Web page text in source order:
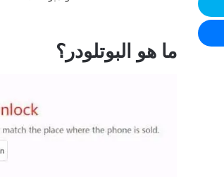
ما هو البوتلودر؟